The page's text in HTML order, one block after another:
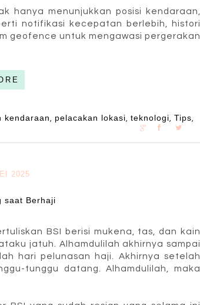
hanya menunjukkan posisi kendaraan,
notifikasi kecepatan berlebih, histori
geofence untuk mengawasi pergerakan
kendaraan pelacakan lokasi ,teknologi Tips
2025
saat Berhaji
BSI berisi mukena, tas, dan kain
jatuh. Alhamdulilah akhirnya sampai
hari pelunasan haji. Akhirnya setelah
tunggu datang. Alhamdulilah, maka